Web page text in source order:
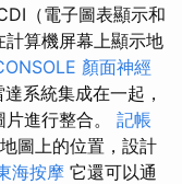
（電子圖表顯示和
算機屏幕上顯示地
顏面神經
系統集成在一起，
進行整合。 記帳
圖上的位置，設計
海按摩 它還可以通